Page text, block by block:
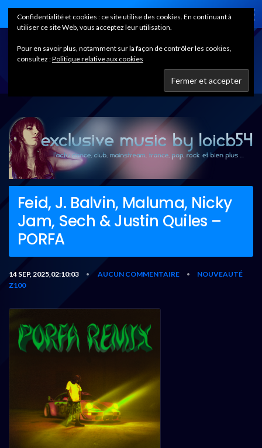
Home
Feid, J. Balvin, Maluma, Nicky
Jam, Sech & Justin Quiles –
PORFA
14 SEP, 2025,02:10:03 • AUCUN COMMENTAIRE •
NOUVEAUTÉ
Z100
Confidentialité et cookies : ce site utilise des cookies. En continuant à
utiliser ce site Web, vous acceptez leur utilisation.
Pour en savoir plus, notamment sur la façon de contrôler les cookies,
consultez :Politique relative aux cookies